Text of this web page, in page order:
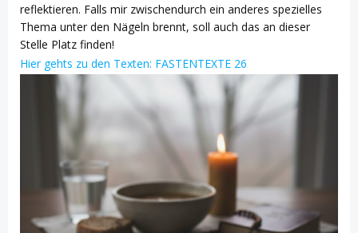
reflektieren. Falls mir zwischendurch ein anderes spezielles
Thema unter den Nägeln brennt, soll auch das an dieser
Stelle Platz finden!
Hier gehts zu den Texten: FASTENTEXTE 26